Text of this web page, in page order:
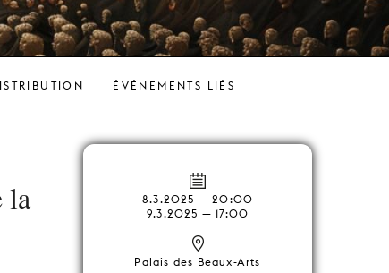
ÉVÉNEMENTS LIÉS
la
8.3.2025 — 20:00
9.3.2025 — 17:00
Palais des Beaux-Arts